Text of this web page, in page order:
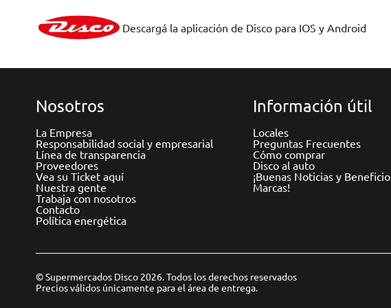
Descargá la aplicación de Disco para IOS y Android
Nosotros
La Empresa
Responsabilidad social y empresarial
Línea de transparencia
Proveedores
Vea su Ticket aquí
Nuestra gente
Trabaja con nosotros
Contacto
Política energética
Información útil
Locales
Preguntas Frecuentes
Cómo comprar
Disco al auto
¡Buenas Noticias y
Marcas!
© Supermercados Disco 2026. Todos los derechos reservados
Precios válidos únicamente para el área de entrega.